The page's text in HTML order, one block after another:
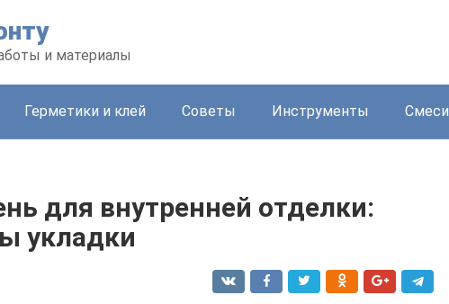
и материалы
Герметики и клей Советы Инструменты Смеси
для внутренней отделки:
укладки